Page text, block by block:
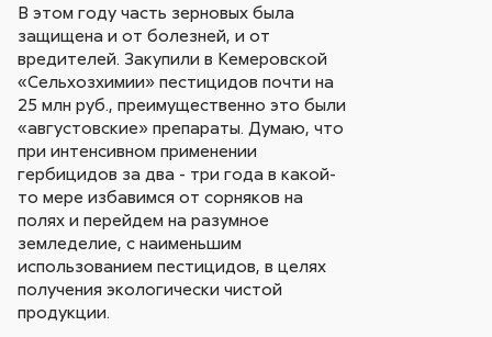
В этом году часть зерновых была
защищена и от болезней, и от
вредителей. Закупили в Кемеровской
«Сельхозхимии» пестицидов почти на
25 млн руб., преимущественно это были
«августовские» препараты. Думаю, что
при интенсивном применении
гербицидов за два - три года в какой-
то мере избавимся от сорняков на
полях и перейдем на разумное
земледелие, с наименьшим
использованием пестицидов, в целях
получения экологически чистой
продукции.